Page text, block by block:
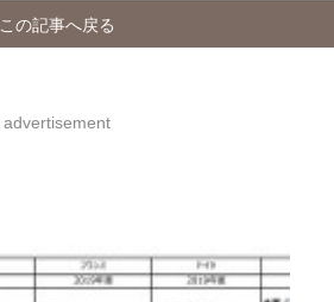
この記事へ戻る
advertisement